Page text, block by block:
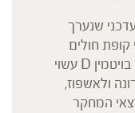
שנערך
קופת חולים
לאומית, תומכים בהשערה כי מחסור בויטמין D עשוי
ולאשפוז,
ומעלה. ממצאי המחקר